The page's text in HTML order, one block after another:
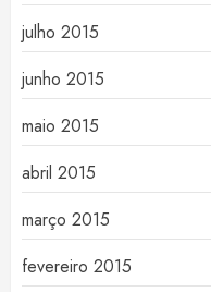
julho 2015
junho 2015
maio 2015
abril 2015
março 2015
fevereiro 2015